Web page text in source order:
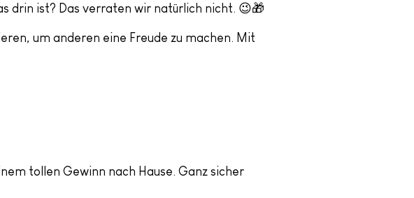
drin ist? Das verraten wir natürlich nicht. 😉🎁
um anderen eine Freude zu machen. Mit
tollen Gewinn nach Hause. Ganz sicher